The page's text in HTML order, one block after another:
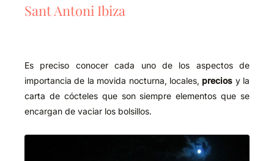
Sant Antoni Ibiza
Es preciso conocer cada uno de los aspectos de
importancia de la movida nocturna, locales, precios y la
carta de cócteles que son siempre elementos que se
encargan de vaciar los bolsillos.